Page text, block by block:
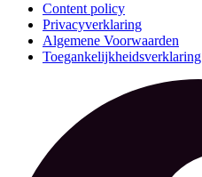
Content policy
Privacyverklaring
Algemene Voorwaarden
Toegankelijkheidsverklaring